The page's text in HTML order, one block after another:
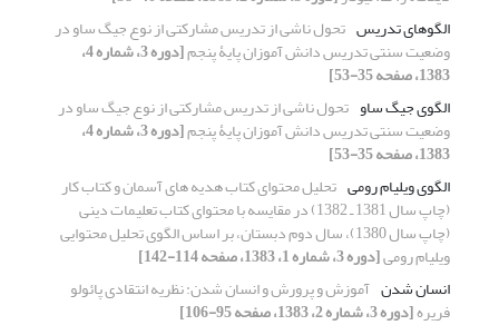
الگوهای تدریس تحول ناشی از تدریس مشارکتی از نوع جیگ ساو در
وضعیت سنتی تدریس دانش آموزان پایۀ پنجم [دوره 3، شماره 4،
1383، صفحه 35-53]
الگوی جیگ ساو تحول ناشی از تدریس مشارکتی از نوع جیگ ساو در
وضعیت سنتی تدریس دانش آموزان پایۀ پنجم [دوره 3، شماره 4،
1383، صفحه 35-53]
الگوی ویلیام رومی تحلیل محتوای کتاب هدیه های آسمان و کتاب کار
(چاپ سال 1381 ـ 1382) در مقایسه با محتوای کتاب تعلیمات دینی
(چاپ سال 1380)، سال دوم دبستان، بر اساس الگوی تحلیل محتوایی
ویلیام رومی[دوره 3، شماره 1، 1383، صفحه 114-142]
انسان شدن آموزش و پرورش و انسان شدن: نظریه انتقادی پائولو
فریره[دوره 3، شماره 2، 1383، صفحه 95-106]